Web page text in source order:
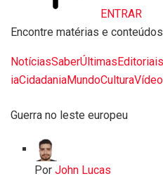
ENTRAR
Encontre matérias e
NotíciasSaberÚltimasEditoriais
iaCidadaniaMundoCultura
Guerra no leste europeu
PorJohn Lucas